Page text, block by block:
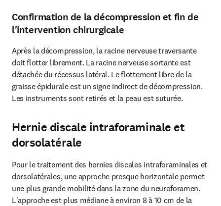
Confirmation de la décompression et fin de
l'intervention chirurgicale
Après la décompression, la racine nerveuse traversante
doit flotter librement. La racine nerveuse sortante est
détachée du récessus latéral. Le flottement libre de la
graisse épidurale est un signe indirect de décompression.
Les instruments sont retirés et la peau est suturée.
Hernie discale intraforaminale et
dorsolatérale
Pour le traitement des hernies discales intraforaminales et
dorsolatérales, une approche presque horizontale permet
une plus grande mobilité dans la zone du neuroforamen.
L'approche est plus médiane à environ 8 à 10 cm de la